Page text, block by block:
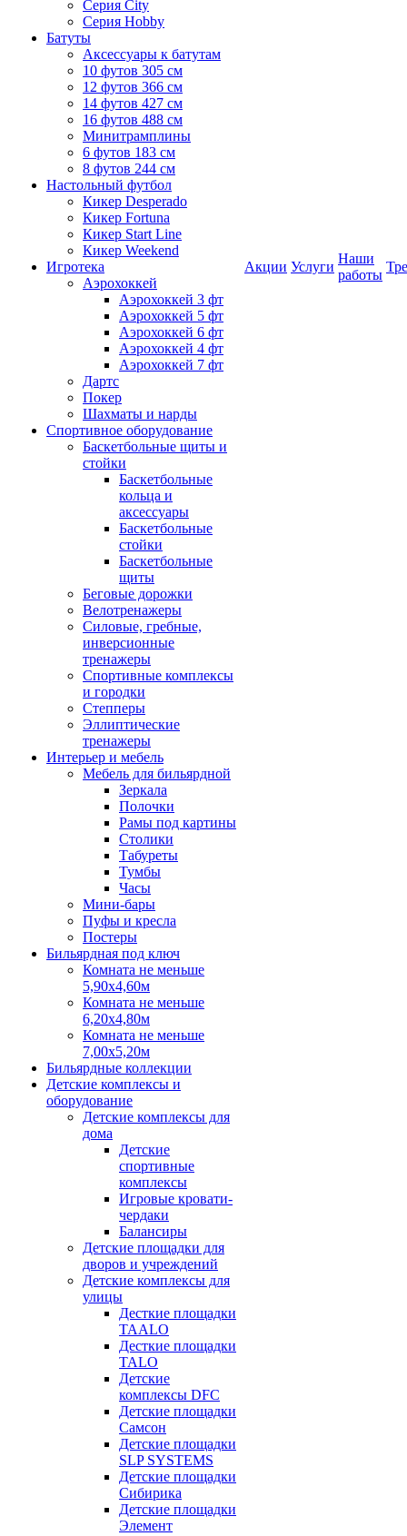
Серия City
Серия Hobby
Батуты
Аксессуары к батутам
10 футов 305 см
12 футов 366 см
14 футов 427 см
16 футов 488 см
Минитрамплины
6 футов 183 см
8 футов 244 см
Настольный футбол
Кикер Desperado
Кикер Fortuna
Кикер Start Line
Кикер Weekend
Игротека
Аэрохоккей
Аэрохоккей 3 фт
Аэрохоккей 5 фт
Аэрохоккей 6 фт
Аэрохоккей 4 фт
Аэрохоккей 7 фт
Дартс
Покер
Шахматы и нарды
Спортивное оборудование
Баскетбольные щиты и
стойки
Баскетбольные
кольца и
аксессуары
Баскетбольные
стойки
Баскетбольные
щиты
Беговые дорожки
Велотренажеры
Силовые, гребные,
инверсионные
тренажеры
Спортивные комплексы
и городки
Степперы
Эллиптические
тренажеры
Интерьер и мебель
Мебель для бильярдной
Зеркала
Полочки
Рамы под картины
Столики
Табуреты
Тумбы
Часы
Мини-бары
Пуфы и кресла
Постеры
Бильярдная под ключ
Комната не меньше
5,90х4,60м
Комната не меньше
6,20х4,80м
Комната не меньше
7,00х5,20м
Бильярдные коллекции
Детские комплексы и
оборудование
Детские комплексы для
дома
Детские
спортивные
комплексы
Игровые кровати-
чердаки
Балансиры
Детские площадки для
дворов и учреждений
Детские комплексы для
улицы
Десткие площадки
TAALO
Десткие площадки
TALO
Детские
комплексы DFC
Детские площадки
Самсон
Детские площадки
SLP SYSTEMS
Детские площадки
Сибирика
Детские площадки
Элемент
Акции Услуги
Наши
работы